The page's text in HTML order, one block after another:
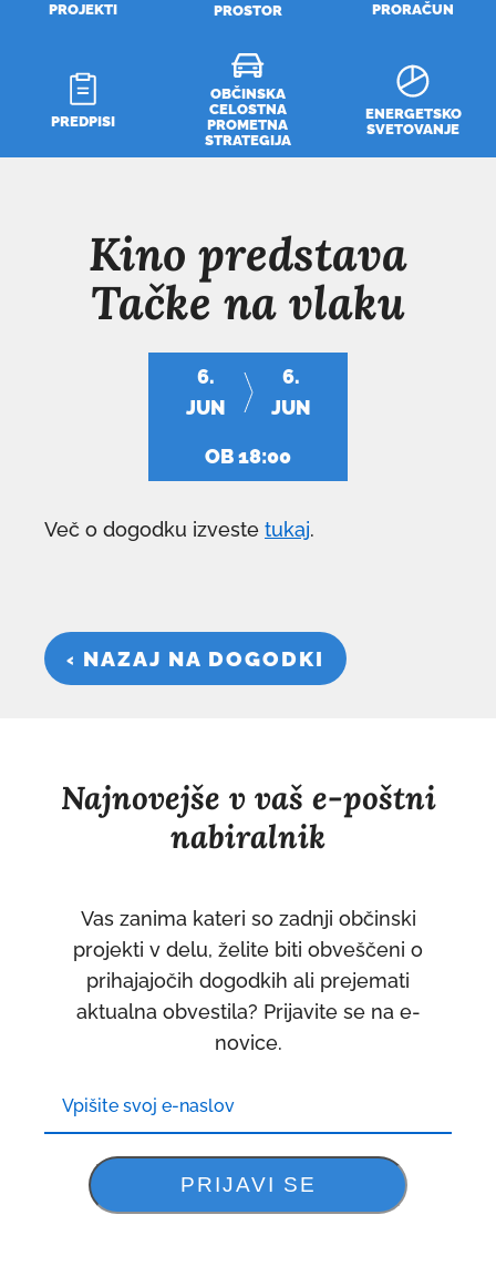
PROJEKTI PROSTOR PRORAČUN
PREDPISI
OBČINSKA
CELOSTNA
PROMETNA
STRATEGIJA
ENERGETSKO
SVETOVANJE
Kino predstava
Tačke na vlaku
6.
JUN
6.
JUN
OB 18:00
Več o dogodku izveste tukaj.
‹ NAZAJ NA DOGODKI
Najnovejše v vaš e-poštni
nabiralnik
Vas zanima kateri so zadnji občinski
projekti v delu, želite biti obveščeni o
prihajajočih dogodkih ali prejemati
aktualna obvestila? Prijavite se na e-
novice.